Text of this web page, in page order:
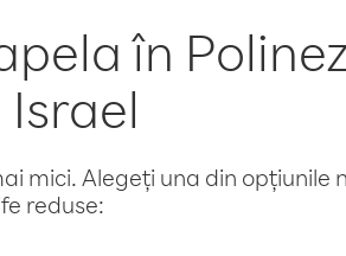
în
mici. Alegeți una din opțiunile
reduse: